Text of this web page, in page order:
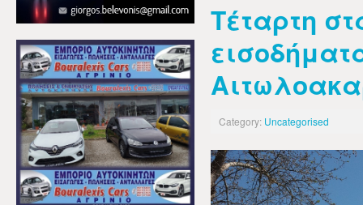
Τέταρτη
Category: Uncategorised